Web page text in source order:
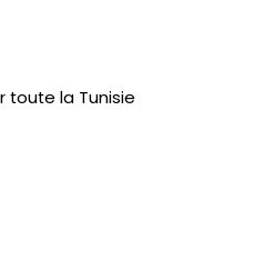
toute la Tunisie